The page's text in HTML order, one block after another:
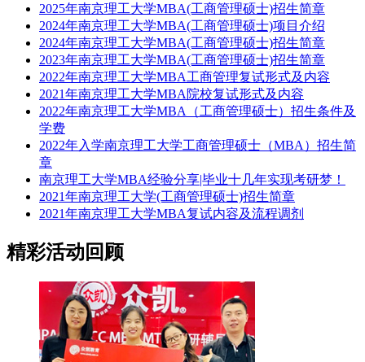
2025年南京理工大学MBA(工商管理硕士)招生简章
2024年南京理工大学MBA(工商管理硕士)项目介绍
2024年南京理工大学MBA(工商管理硕士)招生简章
2023年南京理工大学MBA(工商管理硕士)招生简章
2022年南京理工大学MBA工商管理复试形式及内容
2021年南京理工大学MBA院校复试形式及内容
2022年南京理工大学MBA（工商管理硕士）招生条件及
学费
2022年入学南京理工大学工商管理硕士（MBA）招生简
章
南京理工大学MBA经验分享|毕业十几年实现考研梦！
2021年南京理工大学(工商管理硕士)招生简章
2021年南京理工大学MBA复试内容及流程调剂
精彩活动回顾